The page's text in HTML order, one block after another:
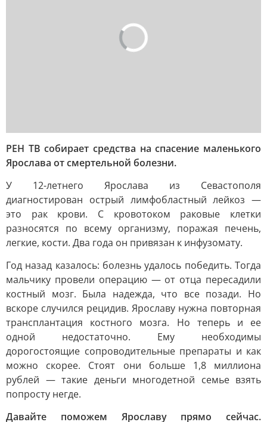
РЕН ТВ собирает средства на спасение маленького
Ярослава от смертельной болезни.
У 12-летнего Ярослава из Севастополя
диагностирован острый лимфобластный лейкоз —
это рак крови. С кровотоком раковые клетки
разносятся по всему организму, поражая печень,
легкие, кости. Два года он привязан к инфузомату.
Год назад казалось: болезнь удалось победить. Тогда
мальчику провели операцию — от отца пересадили
костный мозг. Была надежда, что все позади. Но
вскоре случился рецидив. Ярославу нужна повторная
трансплантация костного мозга. Но теперь и ее
одной недостаточно. Ему необходимы
дорогостоящие сопроводительные препараты и как
можно скорее. Стоят они больше 1,8 миллиона
рублей — такие деньги многодетной семье взять
попросту негде.
Давайте поможем Ярославу прямо сейчас.